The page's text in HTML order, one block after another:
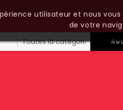
utilisateur et nous
de votre